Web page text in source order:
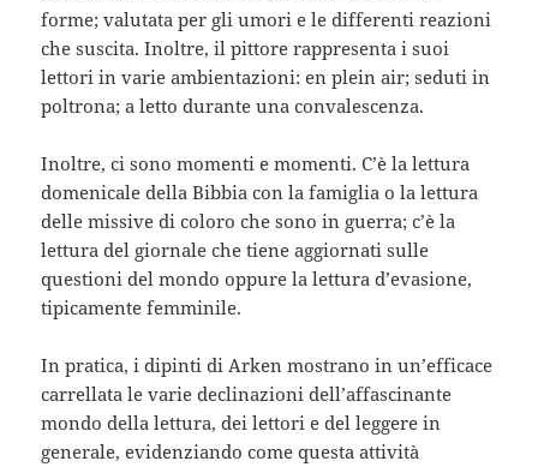
forme; valutata per gli umori e le differenti reazioni
che suscita. Inoltre, il pittore rappresenta i suoi
lettori in varie ambientazioni: en plein air; seduti in
poltrona; a letto durante una convalescenza.
Inoltre, ci sono momenti e momenti. C’è la lettura
domenicale della Bibbia con la famiglia o la lettura
delle missive di coloro che sono in guerra; c’è la
lettura del giornale che tiene aggiornati sulle
questioni del mondo oppure la lettura d’evasione,
tipicamente femminile.
In pratica, i dipinti di Arken mostrano in un’efficace
carrellata le varie declinazioni dell’affascinante
mondo della lettura, dei lettori e del leggere in
generale, evidenziando come questa attività